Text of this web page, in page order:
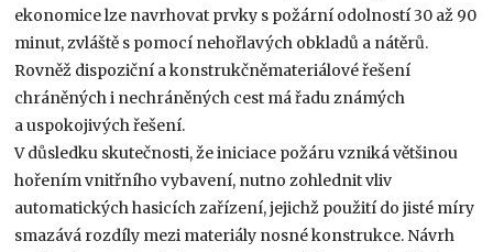
ekonomice lze navrhovat prvky s požární odolností 30 až 90
minut, zvláště s pomocí nehořlavých obkladů a nátěrů.
Rovněž dispoziční a konstrukčněmateriálové řešení
chráněných i nechráněných cest má řadu známých
a uspokojivých řešení.
V důsledku skutečnosti, že iniciace požáru vzniká většinou
hořením vnitřního vybavení, nutno zohlednit vliv
automatických hasicích zařízení, jejichž použití do jisté míry
smazává rozdíly mezi materiály nosné konstrukce. Návrh